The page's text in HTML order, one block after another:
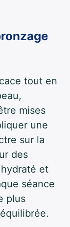
tout en
mises
une
sur la
des
hydraté et
séance
plus